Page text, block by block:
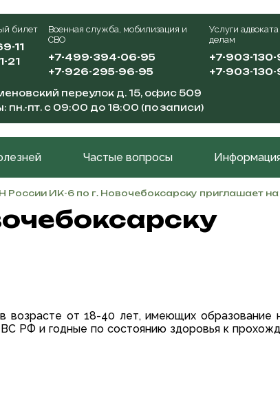
билет
11
21
Военная служба, мобилизация и
СВО
+7-499-394-06-95
+7-926-295-96-95
Услуги
делам
+7-903-130-
+7-903-130-
переулок д. 15, офис 509
пн.-пт. с 09:00 до 18:00 (по записи)
Частые вопросы
России ИК-6 по г. Новочебоксарску приглашает
от 18-40 лет, имеющих образование
РФ и годные по состоянию здоровья к